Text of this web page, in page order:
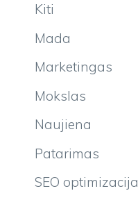
Kiti
Mada
Marketingas
Mokslas
Naujiena
Patarimas
SEO optimizacija